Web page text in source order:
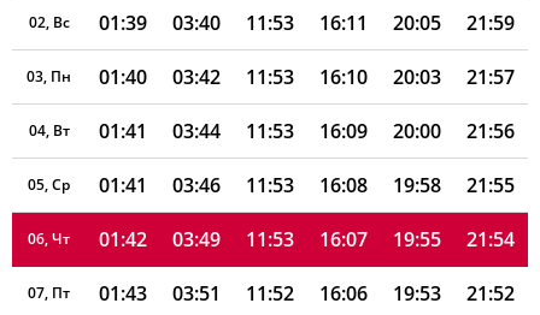
02, Вс 01:39 03:40 11:53 16:11 20:05 21:59
03, Пн 01:40 03:42 11:53 16:10 20:03 21:57
04, Вт 01:41 03:44 11:53 16:09 20:00 21:56
05, Ср 01:41 03:46 11:53 16:08 19:58 21:55
06, Чт 01:42 03:49 11:53 16:07 19:55 21:54
07, Пт 01:43 03:51 11:52 16:06 19:53 21:52